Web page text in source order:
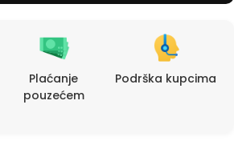
Plaćanje
pouzećem
Podrška kupcima